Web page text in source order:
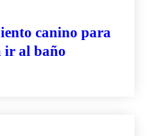
canino para
ir al baño